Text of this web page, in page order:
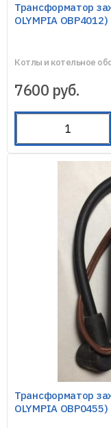
Трансформатор
OLYMPIA OBP4012)
Котлы и котельное
7600 руб.
Трансформатор
OLYMPIA OBP0455)